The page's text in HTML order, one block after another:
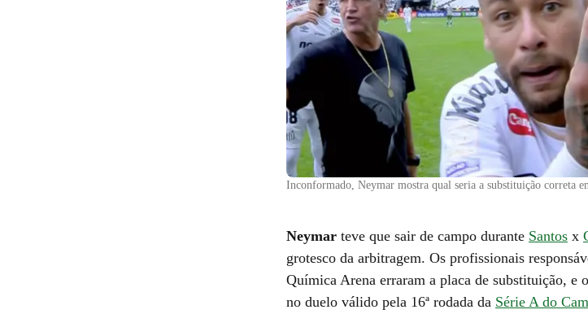
Inconformado, Neymar mostra qual seria a substituição correta
Neymar teve que sair de campo durante Santos x
grotesco da arbitragem. Os profissionais
Química Arena erraram a placa de substituição, e
no duelo válido pela 16ª rodada da Série A do